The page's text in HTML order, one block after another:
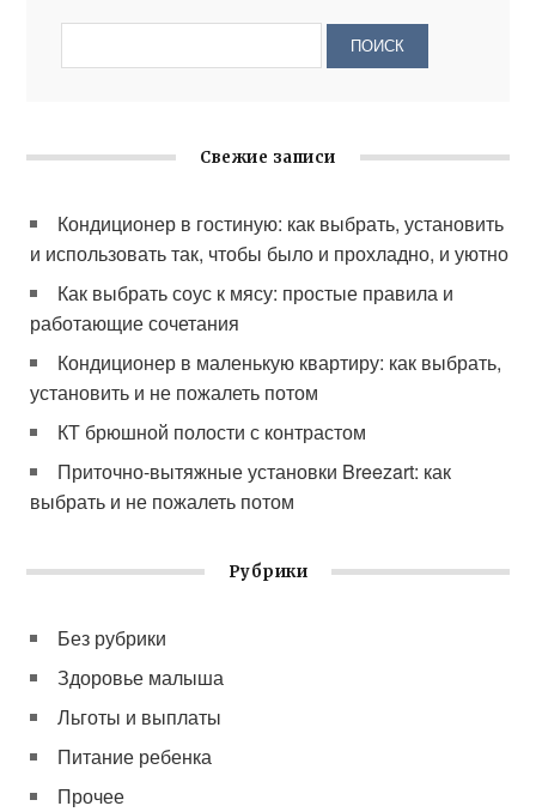
Свежие записи
Кондиционер в гостиную: как выбрать, установить
и использовать так, чтобы было и прохладно, и уютно
Как выбрать соус к мясу: простые правила и
работающие сочетания
Кондиционер в маленькую квартиру: как выбрать,
установить и не пожалеть потом
КТ брюшной полости с контрастом
Приточно-вытяжные установки Breezart: как
выбрать и не пожалеть потом
Рубрики
Без рубрики
Здоровье малыша
Льготы и выплаты
Питание ребенка
Прочее